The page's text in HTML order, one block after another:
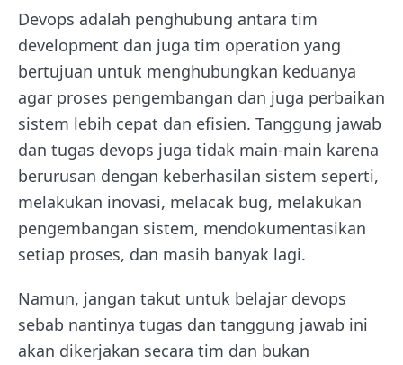
Devops adalah penghubung antara tim
development dan juga tim operation yang
bertujuan untuk menghubungkan keduanya
agar proses pengembangan dan juga perbaikan
sistem lebih cepat dan efisien. Tanggung jawab
dan tugas devops juga tidak main-main karena
berurusan dengan keberhasilan sistem seperti,
melakukan inovasi, melacak bug, melakukan
pengembangan sistem, mendokumentasikan
setiap proses, dan masih banyak lagi.
Namun, jangan takut untuk belajar devops
sebab nantinya tugas dan tanggung jawab ini
akan dikerjakan secara tim dan bukan